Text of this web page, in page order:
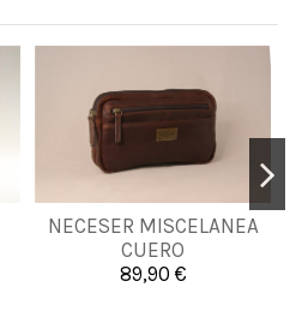
NECESER MISCELANEA
CUERO
89,90 €
UNICA
Añadir al carrito